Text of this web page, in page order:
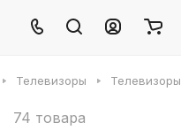
Телевизоры
74 товара